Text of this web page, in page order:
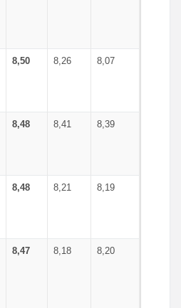
8,50 8,26 8,07
8,48 8,41 8,39
8,48 8,21 8,19
8,47 8,18 8,20